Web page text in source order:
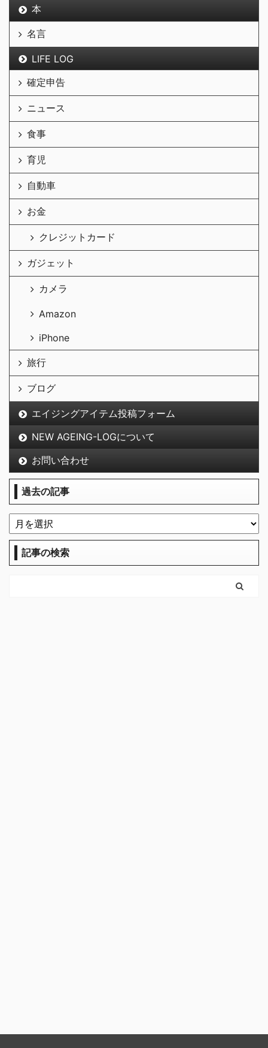
本
名言
LIFE LOG
確定申告
ニュース
食事
育児
自動車
お金
クレジットカード
ガジェット
カメラ
Amazon
iPhone
旅行
ブログ
エイジングアイテム投稿フォーム
NEW AGEING-LOGについて
お問い合わせ
過去の記事
記事の検索